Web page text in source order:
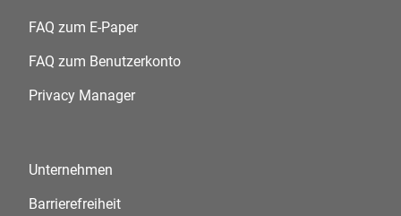
FAQ zum E-Paper
FAQ zum Benutzerkonto
Privacy Manager
Unternehmen
Barrierefreiheit